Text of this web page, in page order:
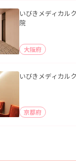
いびきメディカル
院
大阪府
いびきメディカル
京都府